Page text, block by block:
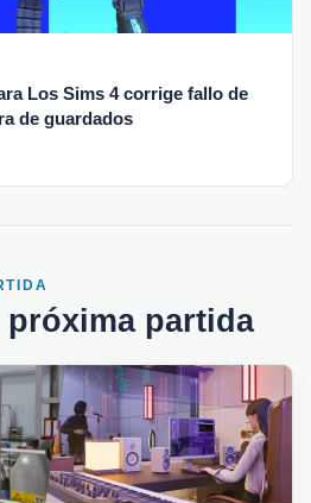
Los Sims 4 corrige fallo de
de guardados
próxima partida